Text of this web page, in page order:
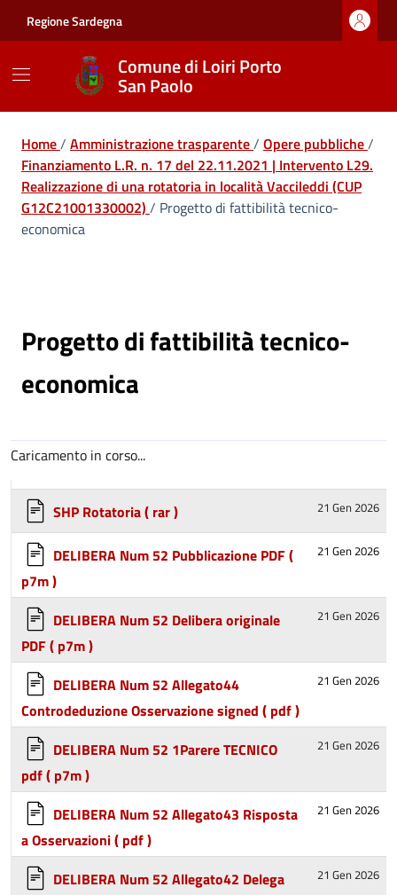
Regione Sardegna
Comune di Loiri Porto
San Paolo
Home/ Amministrazione trasparente/ Opere pubbliche/
Finanziamento L.R. n. 17 del 22.11.2021 | Intervento L29.
Realizzazione di una rotatoria in località Vaccileddi (CUP
G12C21001330002) / Progetto di fattibilità tecnico-
economica
Progetto di fattibilità tecnico-
economica
Caricamento in corso...
SHP Rotatoria( rar ) 21 Gen 2026
DELIBERA Num 52 Pubblicazione PDF(
p7m )
21 Gen 2026
DELIBERA Num 52 Delibera originale
PDF( p7m )
21 Gen 2026
DELIBERA Num 52 Allegato44
Controdeduzione Osservazione signed ( pdf )
21 Gen 2026
DELIBERA Num 52 1Parere TECNICO
pdf( p7m )
21 Gen 2026
DELIBERA Num 52 Allegato43 Risposta
a Osservazioni( pdf )
21 Gen 2026
DELIBERA Num 52 Allegato42 Delega
21 Gen 2026